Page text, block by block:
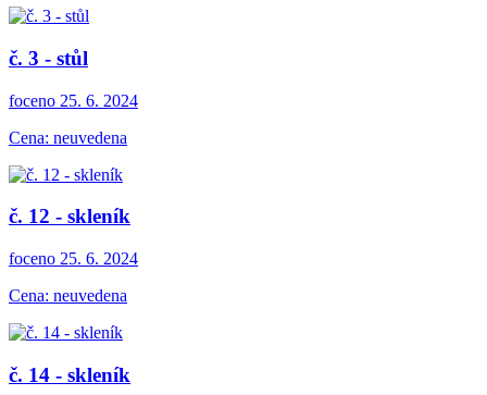
č. 3 - stůl
foceno 25. 6. 2024
Cena: neuvedena
č. 12 - skleník
foceno 25. 6. 2024
Cena: neuvedena
č. 14 - skleník